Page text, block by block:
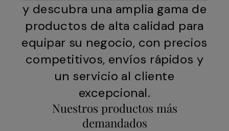
y descubra una amplia gama de
productos de alta calidad para
equipar su negocio, con precios
competitivos, envíos rápidos y
un servicio al cliente
excepcional.
Nuestros productos más
demandados